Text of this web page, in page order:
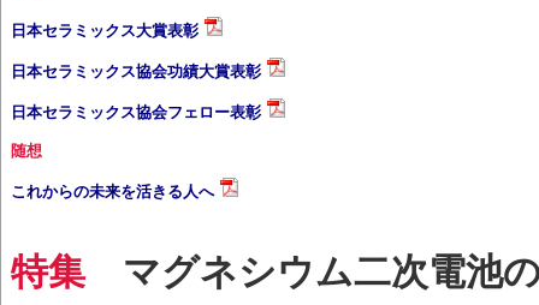
日本セラミックス大賞表彰
日本セラミックス協会功績大賞表彰
日本セラミックス協会フェロー表彰
随想
これからの未来を活きる人へ
特集 マグネシウム二次電池